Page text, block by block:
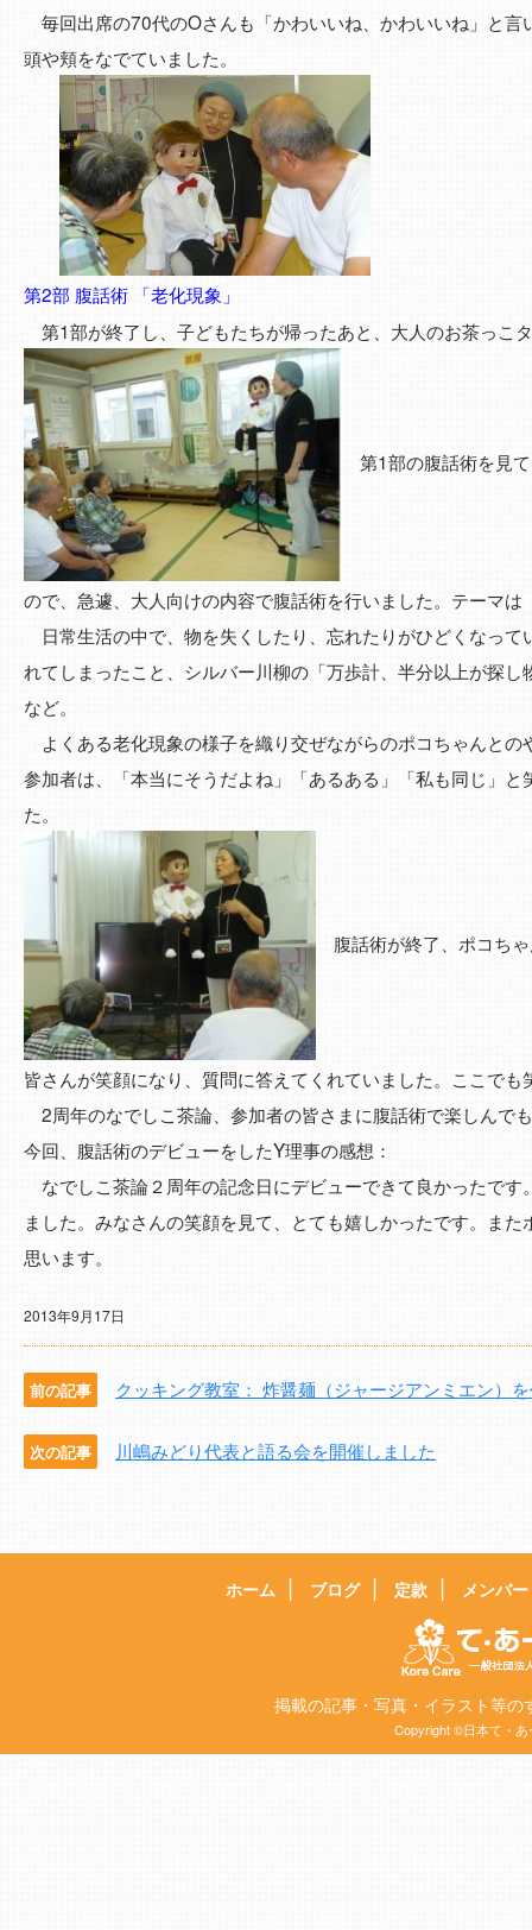
毎回出席の70代のOさんも「かわいいね、かわいいね」と言
頭や頬をなでていました。
第2部 腹話術 「老化現象」
第1部が終了し、子どもたちが帰ったあと、大人のお茶っこ
第1部の腹話術を見
ので、急遽、大人向けの内容で腹話術を行いました。テーマは
日常生活の中で、物を失くしたり、忘れたりがひどくなって
れてしまったこと、シルバー川柳の「万歩計、半分以上が探
など。
よくある老化現象の様子を織り交ぜながらのポコちゃんとの
参加者は、「本当にそうだよね」「あるある」「私も同じ」と
た。
腹話術が終了、ポコち
皆さんが笑顔になり、質問に答えてくれていました。ここでも
2周年のなでしこ茶論、参加者の皆さまに腹話術で楽しんで
今回、腹話術のデビューをしたY理事の感想：
なでしこ茶論２周年の記念日にデビューできて良かったです
ました。みなさんの笑顔を見て、とても嬉しかったです。ま
思います。
2013年9月17日
前の記事 クッキング教室： 炸醤麺（ジャージアンミエン）
次の記事 川嶋みどり代表と語る会を開催しました
ホーム ブログ 定款 メンバー
掲載の記事・写真・イラスト等
Copyright ©日本て・